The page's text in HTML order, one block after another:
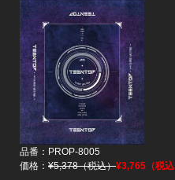
品番：PROP-8005
価格： ¥5,378（税込）¥3,765（税込